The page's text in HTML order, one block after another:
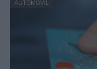
AUTOMOVIL